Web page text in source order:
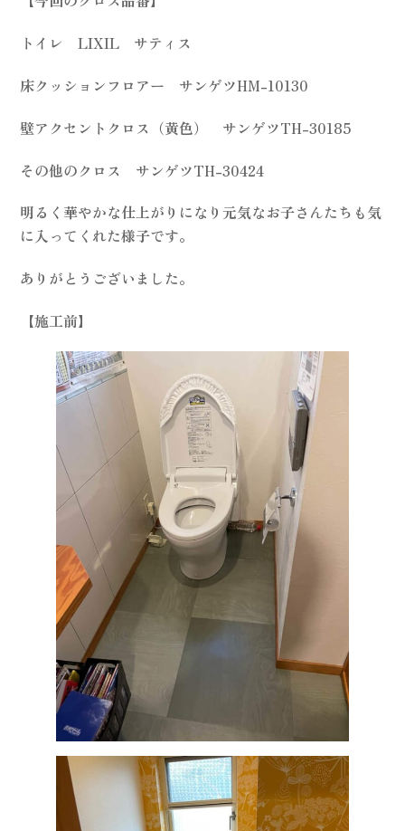
トイレ LIXIL サティス
床クッションフロアー サンゲツHM-10130
壁アクセントクロス（黄色） サンゲツTH-30185
その他のクロス サンゲツTH-30424
明るく華やかな仕上がりになり元気なお子さんたちも気
に入ってくれた様子です。
ありがとうございました。
【施工前】